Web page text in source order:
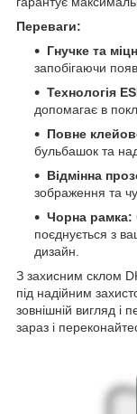
Переваги:
Гнучке та
запобігаючи
Технологія
допомагає в
Повне
бульбашок та
Відмінна
зображення та
Чорна рамка:
поєднується з
дизайн.
З захисним склом
під надійним
зовнішній вигляд і
зараз і